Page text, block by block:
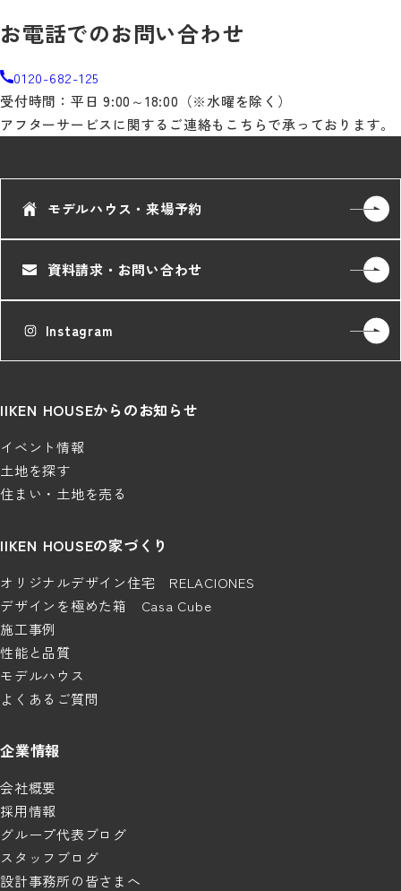
お電話でのお問い合わせ
0120-682-125
受付時間：平日 9:00～18:00（※水曜を除く）
アフターサービスに関するご連絡もこちらで承っております。
モデルハウス・来場予約
資料請求・お問い合わせ
Instagram
IIKEN HOUSEからのお知らせ
イベント情報
土地を探す
住まい・土地を売る
IIKEN HOUSEの家づくり
オリジナルデザイン住宅 RELACIONES
デザインを極めた箱 Casa Cube
施工事例
性能と品質
モデルハウス
よくあるご質問
企業情報
会社概要
採用情報
グループ代表ブログ
スタッフブログ
設計事務所の皆さまへ